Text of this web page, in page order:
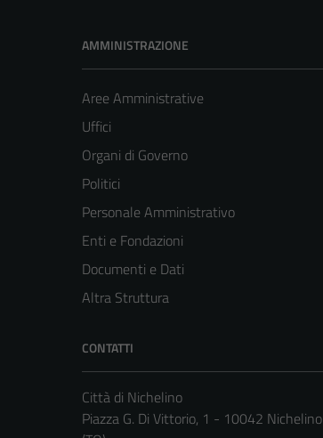
AMMINISTRAZIONE
Aree Amministrative
Uffici
Organi di Governo
Politici
Personale Amministrativo
Enti e Fondazioni
Documenti e Dati
Altra Struttura
CONTATTI
Città di Nichelino
Piazza G. Di Vittorio, 1 - 10042 Nichelino